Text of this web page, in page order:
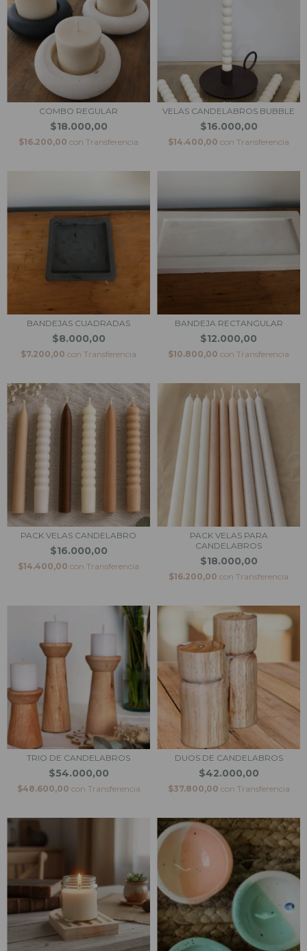
COMBO REGULAR
$18.000,00
$16.200,00 con Transferencia
VELAS CANDELABROS BUBBLE
$16.000,00
$14.400,00 con Transferencia
BANDEJAS CUADRADAS
$8.000,00
$7.200,00 con Transferencia
BANDEJA RECTANGULAR
$12.000,00
$10.800,00 con Transferencia
PACK VELAS CANDELABRO
$16.000,00
$14.400,00 con Transferencia
PACK VELAS PARA
CANDELABROS
$18.000,00
$16.200,00 con Transferencia
TRIO DE CANDELABROS
$54.000,00
$48.600,00 con Transferencia
DUOS DE CANDELABROS
$42.000,00
$37.800,00 con Transferencia